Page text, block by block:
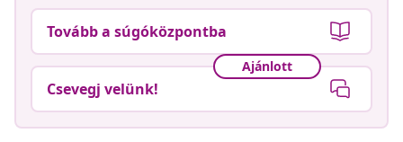
Tovább a súgóközpontba
Ajánlott
Csevegj velünk!